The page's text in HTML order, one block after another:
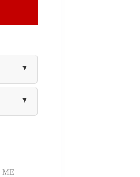
ΜΕ